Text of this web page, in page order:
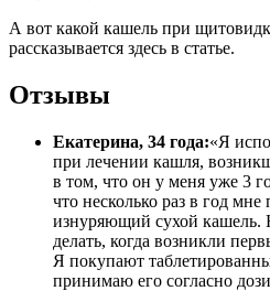
А вот какой кашель при
рассказывается здесь в статье.
Отзывы
Екатерина, 34 года:«Я
при лечении кашля,
в том, что он у меня уже 3
что несколько раз в год мне
изнуряющий сухой кашель.
делать, когда возникли
Я покупают
принимаю его согласно